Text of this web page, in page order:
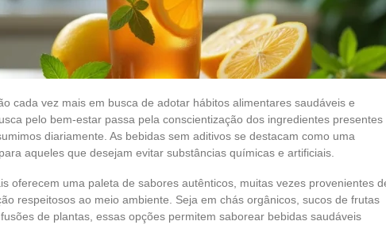
cada vez mais em busca de adotar hábitos alimentares saudáveis e
pelo bem-estar passa pela conscientização dos ingredientes presentes
diariamente. As bebidas sem aditivos se destacam como uma
aqueles que desejam evitar substâncias químicas e artificiais.
oferecem uma paleta de sabores autênticos, muitas vezes provenientes
respeitosos ao meio ambiente. Seja em chás orgânicos, sucos de frutas
de plantas, essas opções permitem saborear bebidas saudáveis